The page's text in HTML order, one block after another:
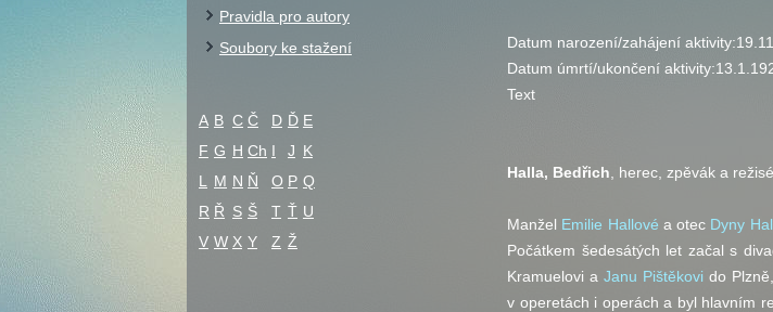
Pravidla pro autory
Soubory ke stažení
A B C Č D Ď E
F G H Ch I J K
L
M N Ň O P Q
R Ř S Š T Ť U
V W X Y Z Ž
Datum narození/zahájení aktivity:
Datum úmrtí/ukončení aktivity:
Text
Halla, Bedřich herec, zpěvák a
Manžel Emilie Hallové a otec Dyny
Počátkem šedesátých let začal s
Kramuelovi aJanu Pištěkovi do
v operetách i operách a byl hlavním